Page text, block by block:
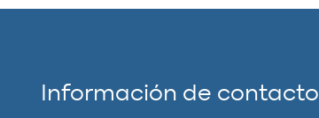
Información de contacto